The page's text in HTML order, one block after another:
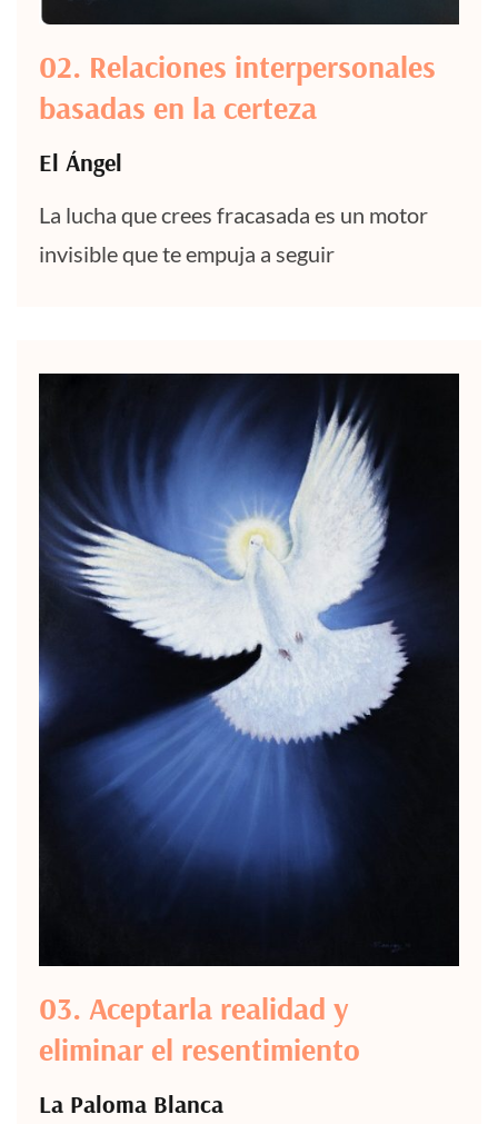
02. Relaciones interpersonales
basadas en la certeza
El Ángel
La lucha que crees fracasada es un motor
invisible que te empuja a seguir
03. Aceptarla realidad y
eliminar el resentimiento
La Paloma Blanca